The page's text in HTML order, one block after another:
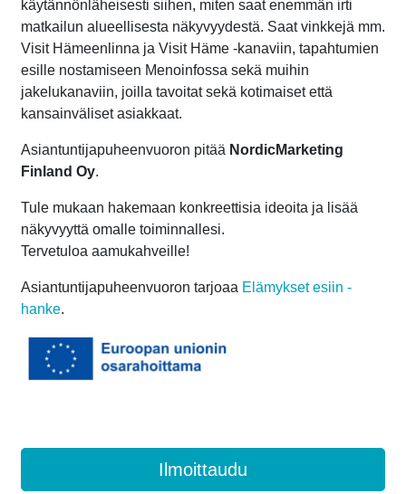
käytännönläheisesti siihen, miten saat enemmän irti
matkailun alueellisesta näkyvyydestä. Saat vinkkejä mm.
Visit Hämeenlinna ja Visit Häme -kanaviin, tapahtumien
esille nostamiseen Menoinfossa sekä muihin
jakelukanaviin, joilla tavoitat sekä kotimaiset että
kansainväliset asiakkaat.
Asiantuntijapuheenvuoron pitää NordicMarketing
Finland Oy.
Tule mukaan hakemaan konkreettisia ideoita ja lisää
näkyvyyttä omalle toiminnallesi.
Tervetuloa aamukahveille!
Asiantuntijapuheenvuoron tarjoaa Elämykset esiin -
hanke.